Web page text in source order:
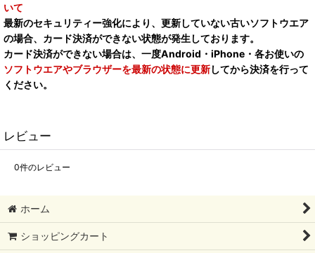
いて
最新のセキュリティー強化により、更新していない古いソフトウエア
の場合、カード決済ができない状態が発生しております。
カード決済ができない場合は、一度Android・iPhone・各お使いの
ソフトウエアやブラウザーを最新の状態に更新してから決済を行って
ください。
レビュー
0件のレビュー
ホーム
ショッピングカート